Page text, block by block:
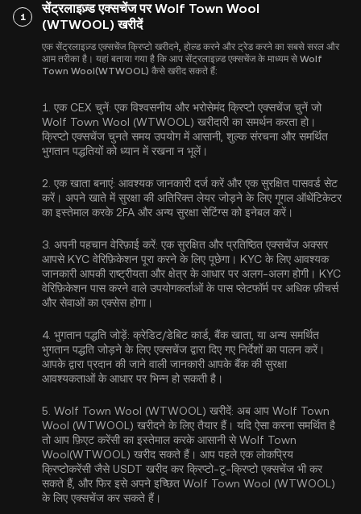
1
सेंट्रलाइज़्ड एक्सचेंज पर Wolf Town Wool
(WTWOOL) खरीदें
एक सेंट्रलाइज़्ड एक्सचेंज क्रिप्टो खरीदने, होल्ड करने और ट्रेड करने का सबसे सरल और
आम तरीका है। यहां बताया गया है कि आप सेंट्रलाइज़्ड एक्सचेंज के माध्यम से Wolf
Town Wool(WTWOOL) कैसे खरीद सकते हैं:
1. एक CEX चुनें: एक विश्वसनीय और भरोसेमंद क्रिप्टो एक्सचेंज चुनें जो
Wolf Town Wool (WTWOOL) खरीदारी का समर्थन करता हो।
क्रिप्टो एक्सचेंज चुनते समय उपयोग में आसानी, शुल्क संरचना और समर्थित
भुगतान पद्धतियों को ध्यान में रखना न भूलें।
2. एक खाता बनाएं: आवश्यक जानकारी दर्ज करें और एक सुरक्षित पासवर्ड सेट
करें। अपने खाते में सुरक्षा की अतिरिक्त लेयर जोड़ने के लिए गूगल ऑथेंटिकेटर
का इस्तेमाल करके 2FA और अन्य सुरक्षा सेटिंग्स को इनेबल करें।
3. अपनी पहचान वेरिफ़ाई करें: एक सुरक्षित और प्रतिष्ठित एक्सचेंज अक्सर
आपसेKYC वेरिफ़िकेशन पूरा करने के लिए पूछेगा। KYC के लिए आवश्यक
जानकारी आपकी राष्ट्रीयता और क्षेत्र के आधार पर अलग-अलग होगी। KYC
वेरिफ़िकेशन पास करने वाले उपयोगकर्ताओं के पास प्लेटफॉर्म पर अधिक फ़ीचर्स
और सेवाओं का एक्सेस होगा।
4. भुगतान पद्धति जोड़ें: क्रेडिट/डेबिट कार्ड, बैंक खाता, या अन्य समर्थित
भुगतान पद्धति जोड़ने के लिए एक्सचेंज द्वारा दिए गए निर्देशों का पालन करें।
आपके द्वारा प्रदान की जाने वाली जानकारी आपके बैंक की सुरक्षा
आवश्यकताओं के आधार पर भिन्न हो सकती है।
5. Wolf Town Wool (WTWOOL) खरीदें: अब आप Wolf Town
Wool (WTWOOL) खरीदने के लिए तैयार हैं। यदि ऐसा करना समर्थित है
तो आप फ़िएट करेंसी का इस्तेमाल करके आसानी से Wolf Town
Wool(WTWOOL) खरीद सकते हैं। आप पहले एक लोकप्रिय
क्रिप्टोकरेंसी जैसेUSDT खरीद कर क्रिप्टो-टू-क्रिप्टो एक्सचेंज भी कर
सकते हैं, और फिर इसे अपने इच्छित Wolf Town Wool (WTWOOL)
के लिए एक्सचेंज कर सकते हैं।